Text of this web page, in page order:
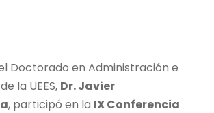
Doctorado en Administración e
la UEES, Dr. Javier
, participó en la IX Conferencia